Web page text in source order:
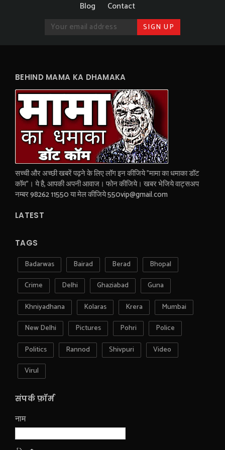
Blog
Contact
BEHIND MAMA KA DHAMAKA
सच्ची और अच्छी खबरें पढ़ने के लिए लॉग इन कीजिये "मामा का धमाका डॉट
कॉम"। ये है, आपकी अपनी आवाज। फोन कीजिये। खबर भेजिये वाट्सअप
नम्बर 98262 11550 या मेल कीजिये 550vip@gmail.com
LATEST
TAGS
Badarwas Bairad Berad
Bhopal
Crime
Delhi Ghaziabad
Guna
Khniyadhana
Kolaras Krera
Mumbai
New Delhi
Pictures Pohri
Police
Politics
Rannod Shivpuri
Video
Virul
संपर्क फ़ॉर्म
नाम